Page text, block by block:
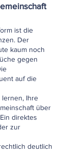
ist die
Der
kaum noch
gegen
auf die
lernen, Ihre
über
direktes
zur
deutlich